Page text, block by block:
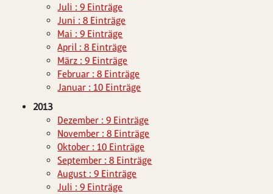
Juli : 9 Einträge
Juni : 8 Einträge
Mai : 9 Einträge
April : 8 Einträge
März : 9 Einträge
Februar : 8 Einträge
Januar : 10 Einträge
2013
Dezember : 9 Einträge
November : 8 Einträge
Oktober : 10 Einträge
September : 8 Einträge
August : 9 Einträge
Juli : 9 Einträge